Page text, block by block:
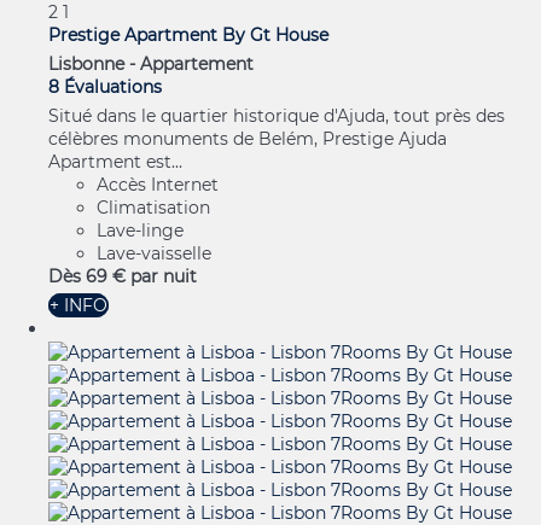
2 1
Prestige Apartment By Gt House
Lisbonne - Appartement
8 Évaluations
Situé dans le quartier historique d'Ajuda, tout près des
célèbres monuments de Belém, Prestige Ajuda
Apartment est...
Accès Internet
Climatisation
Lave-linge
Lave-vaisselle
Dès 69 € par nuit
+ INFO